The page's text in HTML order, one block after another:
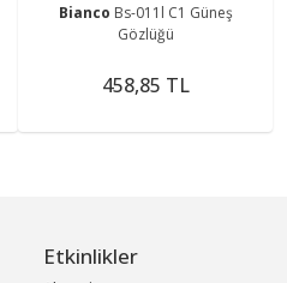
Bianco Bs-011l C1 Güneş
Gözlüğü
458,85 TL
Etkinlikler